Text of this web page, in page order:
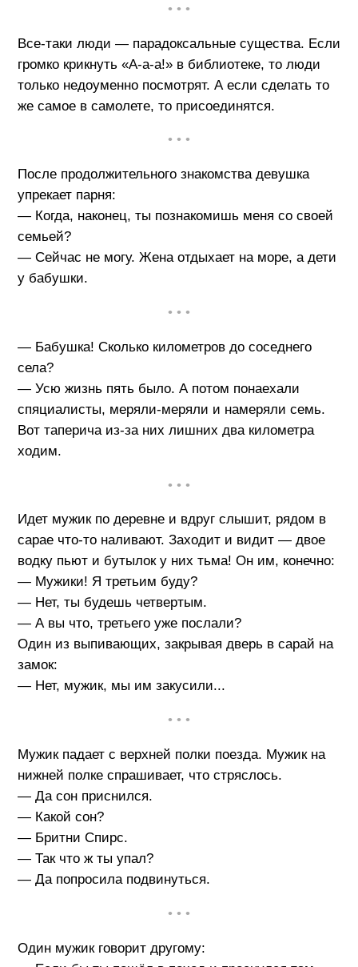
• • •
Все-таки люди — парадоксальные существа. Если
громко крикнуть «А-а-а!» в библиотеке, то люди
только недоуменно посмотрят. А если сделать то
же самое в самолете, то присоединятся.
• • •
После продолжительного знакомства девушка
упрекает парня:
— Когда, наконец, ты познакомишь меня со своей
семьей?
— Сейчас не могу. Жена отдыхает на море, а дети
у бабушки.
• • •
— Бабушка! Сколько километров до соседнего
села?
— Усю жизнь пять было. А потом понаехали
спяциалисты, меряли-меряли и намеряли семь.
Вот таперича из-за них лишних два километра
ходим.
• • •
Идет мужик по деревне и вдруг слышит, рядом в
сарае что-то наливают. Заходит и видит — двое
водку пьют и бутылок у них тьма! Он им, конечно:
— Мужики! Я третьим буду?
— Нет, ты будешь четвертым.
— А вы что, третьего уже послали?
Один из выпивающих, закрывая дверь в сарай на
замок:
— Нет, мужик, мы им закусили...
• • •
Мужик падает с верхней полки поезда. Мужик на
нижней полке спрашивает, что стряслось.
— Да сон приснился.
— Какой сон?
— Бритни Спирс.
— Так что ж ты упал?
— Да попросила подвинуться.
• • •
Один мужик говорит другому: